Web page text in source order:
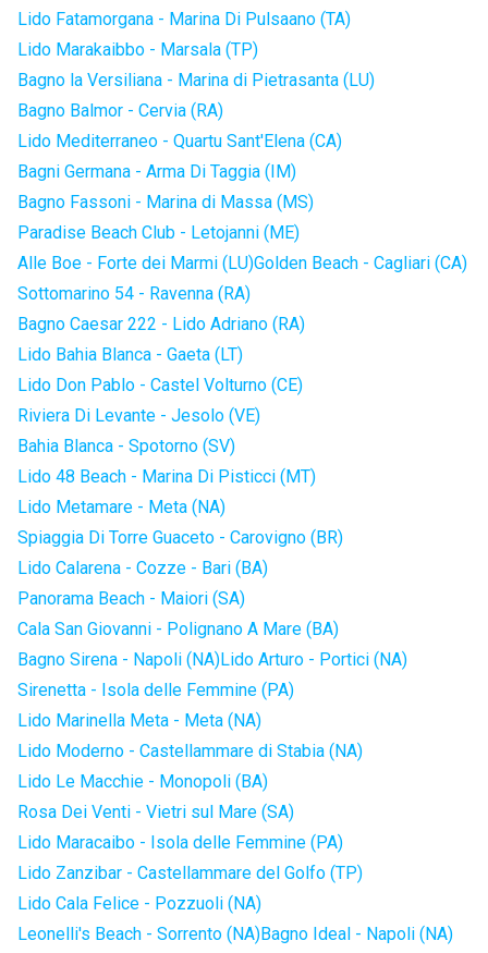
Lido Fatamorgana - Marina Di Pulsaano (TA)
Lido Marakaibbo - Marsala (TP)
Bagno la Versiliana - Marina di Pietrasanta (LU)
Bagno Balmor - Cervia (RA)
Lido Mediterraneo - Quartu Sant'Elena (CA)
Bagni Germana - Arma Di Taggia (IM)
Bagno Fassoni - Marina di Massa (MS)
Paradise Beach Club - Letojanni (ME)
Alle Boe - Forte dei Marmi (LU)Golden Beach - Cagliari (CA)
Sottomarino 54 - Ravenna (RA)
Bagno Caesar 222 - Lido Adriano (RA)
Lido Bahia Blanca - Gaeta (LT)
Lido Don Pablo - Castel Volturno (CE)
Riviera Di Levante - Jesolo (VE)
Bahia Blanca - Spotorno (SV)
Lido 48 Beach - Marina Di Pisticci (MT)
Lido Metamare - Meta (NA)
Spiaggia Di Torre Guaceto - Carovigno (BR)
Lido Calarena - Cozze - Bari (BA)
Panorama Beach - Maiori (SA)
Cala San Giovanni - Polignano A Mare (BA)
Bagno Sirena - Napoli (NA)Lido Arturo - Portici (NA)
Sirenetta - Isola delle Femmine (PA)
Lido Marinella Meta - Meta (NA)
Lido Moderno - Castellammare di Stabia (NA)
Lido Le Macchie - Monopoli (BA)
Rosa Dei Venti - Vietri sul Mare (SA)
Lido Maracaibo - Isola delle Femmine (PA)
Lido Zanzibar - Castellammare del Golfo (TP)
Lido Cala Felice - Pozzuoli (NA)
Leonelli's Beach - Sorrento (NA)Bagno Ideal - Napoli (NA)